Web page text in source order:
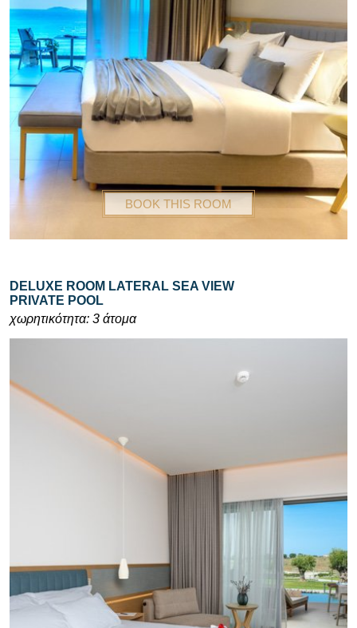
BOOK THIS ROOM
DELUXE ROOM LATERAL SEA VIEW
PRIVATE POOL
χωρητικότητα: 3 άτομα